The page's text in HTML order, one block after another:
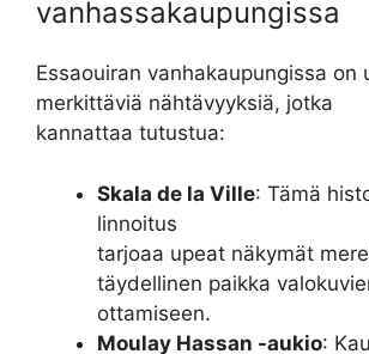
vanhassakaupungissa
Essaouiran vanhakaupungissa on
merkittäviä nähtävyyksiä, jotka
kannattaa tutustua:
Skala de la Ville: Tämä
linnoitus
tarjoaa upeat näkymät
täydellinen paikka
ottamiseen.
Moulay Hassan -aukio: